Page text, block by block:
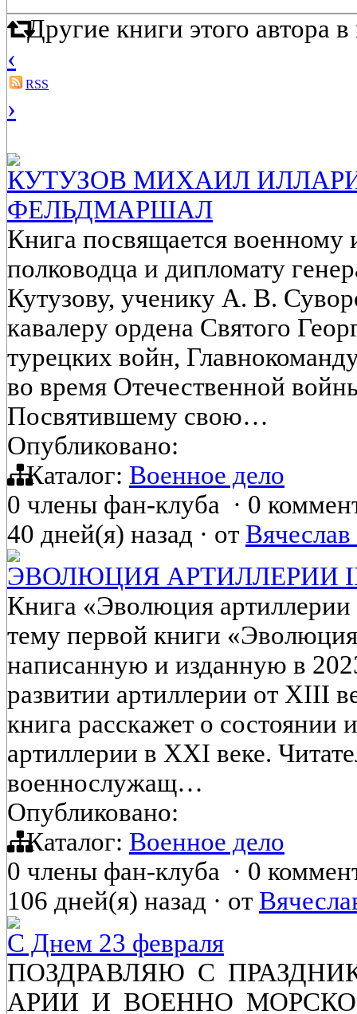
Другие книги этого автора
‹
RSS
›
КУТУЗОВ МИХАИЛ
ФЕЛЬДМАРШАЛ
Книга посвящается военному
полководца и дипломату
Кутузову, ученику А. В.
кавалеру ордена Святого
турецких войн,
во время Отечественной
Посвятившему свою…
Опубликовано:
Каталог: Военное дело
0 члены фан-клуба · 0
40 дней(я) назад · от
ЭВОЛЮЦИЯ АРТИЛЛЕРИИ
Книга «Эволюция
тему первой книги
написанную и изданную в
развитии артиллерии от XIII
книга расскажет о состоянии
артиллерии в XXI веке.
военнослужащ…
Опубликовано:
Каталог: Военное дело
0 члены фан-клуба · 0
106 дней(я) назад · от
С Днем 23 февраля
ПОЗДРАВЛЯЮ С
АРИИ И ВОЕННО